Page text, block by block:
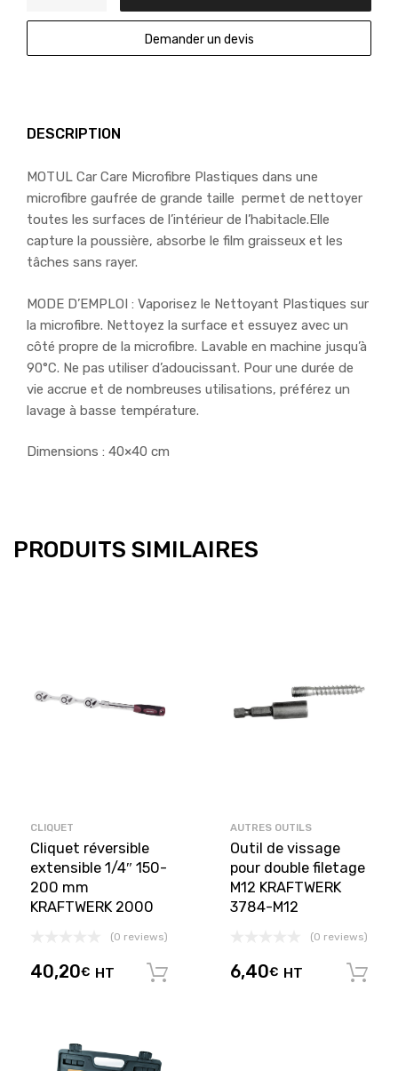
Demander un devis
DESCRIPTION
MOTUL Car Care Microfibre Plastiques dans une
microfibre gaufrée de grande taille permet de nettoyer
toutes les surfaces de l’intérieur de l’habitacle.Elle
capture la poussière, absorbe le film graisseux et les
tâches sans rayer.
MODE D’EMPLOI : Vaporisez le Nettoyant Plastiques sur
la microfibre. Nettoyez la surface et essuyez avec un
côté propre de la microfibre. Lavable en machine jusqu’à
90°C. Ne pas utiliser d’adoucissant. Pour une durée de
vie accrue et de nombreuses utilisations, préférez un
lavage à basse température.
Dimensions : 40×40 cm
PRODUITS SIMILAIRES
CLIQUET
Cliquet réversible
extensible 1/4″ 150-
200 mm
KRAFTWERK 2000
(0 reviews)
40,20€ HT Ajouter au panier
AUTRES OUTILS
Outil de vissage
pour double filetage
M12 KRAFTWERK
3784-M12
(0 reviews)
6,40€ HT